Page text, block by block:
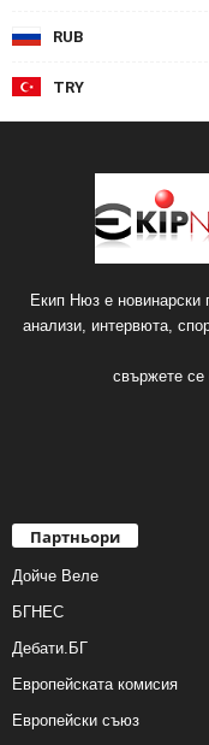
RUB
TRY
Екип Нюз е новинарски
анализи, интервюта,
свържете се
Партньори
Дойче Веле
БГНЕС
Дебати.БГ
Европейската комисия
Европейски съюз